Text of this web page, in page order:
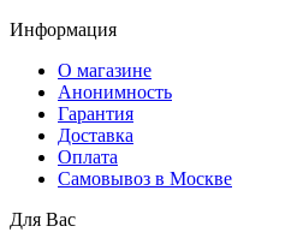
Информация
О магазине
Анонимность
Гарантия
Доставка
Oплата
Самовывоз в Москве
Для Вас